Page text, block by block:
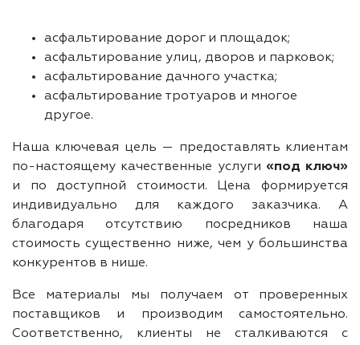
асфальтирование дорог и площадок;
асфальтирование улиц, дворов и парковок;
асфальтирование дачного участка;
асфальтирование тротуаров и многое
другое.
Наша ключевая цель — предоставлять клиентам
по-настоящему качественные услуги «под ключ»
и по доступной стоимости. Цена формируется
индивидуально для каждого заказчика. А
благодаря отсутствию посредников наша
стоимость существенно ниже, чем у большинства
конкурентов в нише.
Все материалы мы получаем от проверенных
поставщиков и производим самостоятельно.
Соответственно, клиенты не сталкиваются с